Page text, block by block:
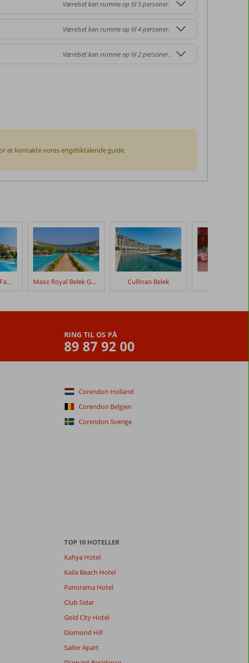
Værelset kan rumme op til 5 personer.
Værelset kan rumme op til 4 personer.
Værelset kan rumme op til 2 personer.
at kontakte vores engelsktalende guide.
IC Hotels Santai Family Resort Maxx Royal Belek Golf Resort Cullinan Belek
RING TIL OS PÅ
89 87 92 00
Corendon Holland
Corendon Belgien
Corendon Sverige
TOP 10 HOTELLER
Kahya Hotel
Kaila Beach Hotel
Panorama Hotel
Club Sidar
Gold City Hotel
Diamond Hill
Sailor Apart